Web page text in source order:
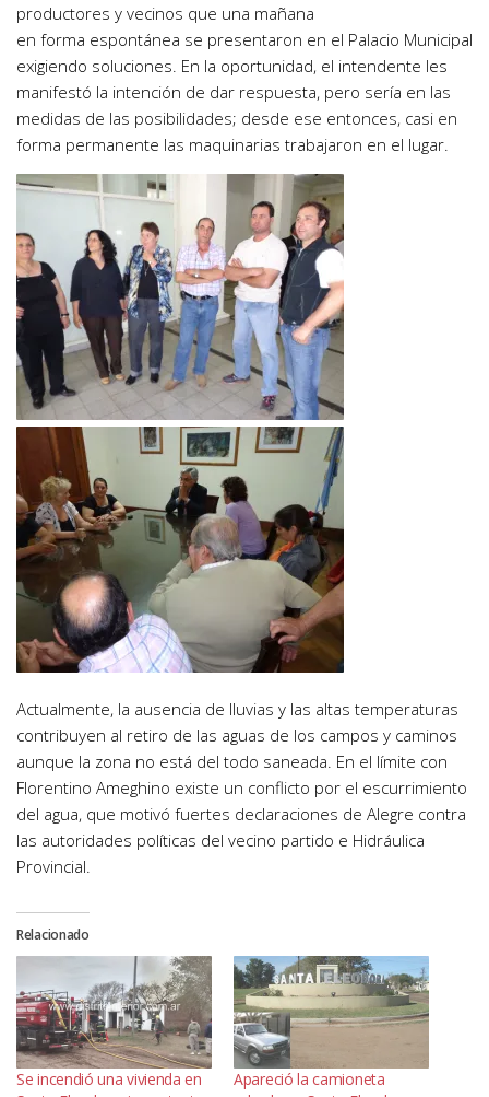
productores y vecinos que una mañana
en forma espontánea se presentaron en el Palacio Municipal
exigiendo soluciones. En la oportunidad, el intendente les
manifestó la intención de dar respuesta, pero sería en las
medidas de las posibilidades; desde ese entonces, casi en
forma permanente las maquinarias trabajaron en el lugar.
Actualmente, la ausencia de lluvias y las altas temperaturas
contribuyen al retiro de las aguas de los campos y caminos
aunque la zona no está del todo saneada. En el límite con
Florentino Ameghino existe un conflicto por el escurrimiento
del agua, que motivó fuertes declaraciones de Alegre contra
las autoridades políticas del vecino partido e Hidráulica
Provincial.
Relacionado
Se incendió una vivienda en
Apareció la camioneta